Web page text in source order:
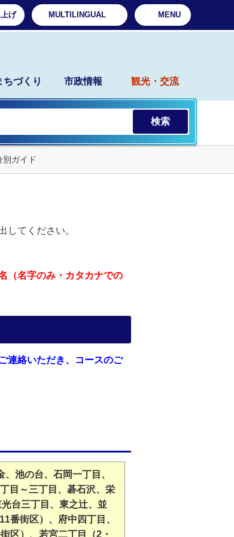
げ MULTILINGUAL MENU
ちづくり 市政情報 観光・交流
ガイド
してください。
（名字のみ・カタカナでの
連絡いただき、コースのご
池の台、石岡一丁目、
目～三丁目、碁石沢、栄
台三丁目、東之辻、並
番街区）、府中四丁目、
区）、若宮二丁目（2・